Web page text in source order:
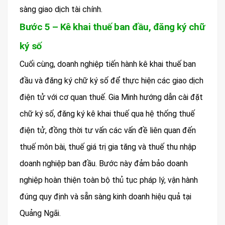
sàng giao dịch tài chính.
Bước 5 – Kê khai thuế ban đầu, đăng ký chữ
ký số
Cuối cùng, doanh nghiệp tiến hành kê khai thuế ban
đầu và đăng ký chữ ký số để thực hiện các giao dịch
điện tử với cơ quan thuế. Gia Minh hướng dẫn cài đặt
chữ ký số, đăng ký kê khai thuế qua hệ thống thuế
điện tử, đồng thời tư vấn các vấn đề liên quan đến
thuế môn bài, thuế giá trị gia tăng và thuế thu nhập
doanh nghiệp ban đầu. Bước này đảm bảo doanh
nghiệp hoàn thiện toàn bộ thủ tục pháp lý, vận hành
đúng quy định và sẵn sàng kinh doanh hiệu quả tại
Quảng Ngãi.